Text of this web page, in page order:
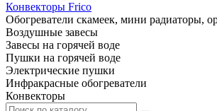
Конвекторы Frico
Обогреватели скамеек, мини радиаторы,
Воздушные завесы
Завесы на горячей воде
Пушки на горячей воде
Электрические пушки
Инфракрасные обогреватели
Конвекторы